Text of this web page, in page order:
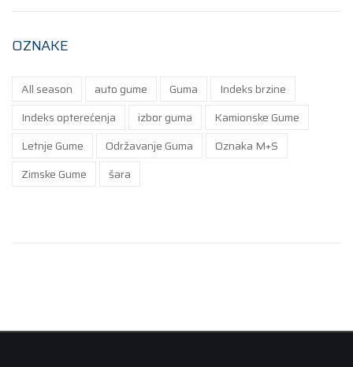
OZNAKE
All season auto gume Guma
Indeks brzine
Indeks opterećenja
izbor guma
Kamionske Gume
Letnje Gume
Održavanje Guma
Oznaka M+S
Zimske Gume
šara